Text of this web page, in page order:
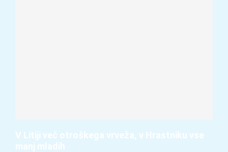
V Litiji več otroškega vrveža, v Hrastniku vse
manj mladih